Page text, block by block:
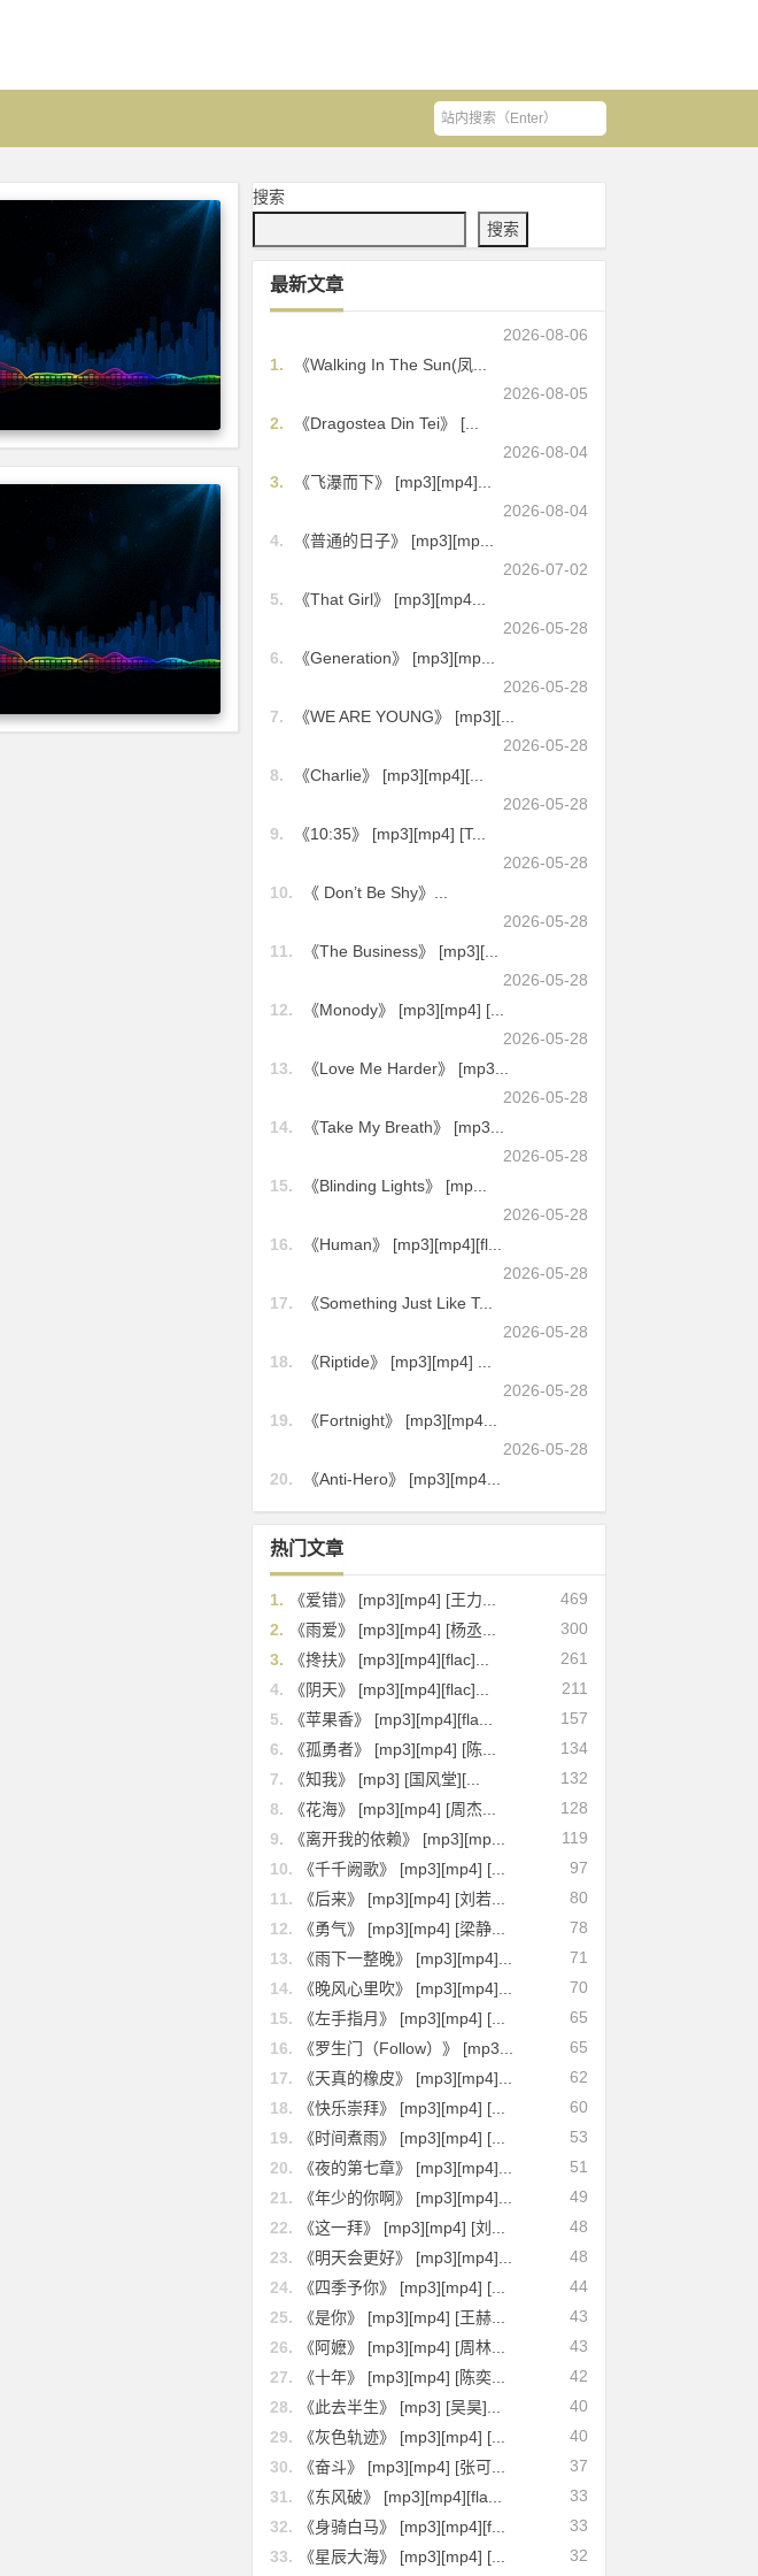
搜索
搜索
最新文章
2026-08-06
1.
《Walking In The Sun(凤...
2026-08-05
2.
《Dragostea Din Tei》 [...
2026-08-04
3.
《飞瀑而下》 [mp3][mp4]...
2026-08-04
4.
《普通的日子》 [mp3][mp...
2026-07-02
5.
《That Girl》 [mp3][mp4...
2026-05-28
6.
《Generation》 [mp3][mp...
2026-05-28
7.
《WE ARE YOUNG》 [mp3][...
2026-05-28
8.
《Charlie》 [mp3][mp4][...
2026-05-28
9.
《10:35》 [mp3][mp4] [T...
2026-05-28
10.
《 Don’t Be Shy》...
2026-05-28
11.
《The Business》 [mp3][...
2026-05-28
12.
《Monody》 [mp3][mp4] [...
2026-05-28
13.
《Love Me Harder》 [mp3...
2026-05-28
14.
《Take My Breath》 [mp3...
2026-05-28
15.
《Blinding Lights》 [mp...
2026-05-28
16.
《Human》 [mp3][mp4][fl...
2026-05-28
17.
《Something Just Like T...
2026-05-28
18.
《Riptide》 [mp3][mp4] ...
2026-05-28
19.
《Fortnight》 [mp3][mp4...
2026-05-28
20.
《Anti-Hero》 [mp3][mp4...
热门文章
469
1.
《爱错》 [mp3][mp4] [王力...
300
2.
《雨爱》 [mp3][mp4] [杨丞...
261
3.
《搀扶》 [mp3][mp4][flac]...
211
4.
《阴天》 [mp3][mp4][flac]...
157
5.
《苹果香》 [mp3][mp4][fla...
134
6.
《孤勇者》 [mp3][mp4] [陈...
132
7.
《知我》 [mp3] [国风堂][...
128
8.
《花海》 [mp3][mp4] [周杰...
119
9.
《离开我的依赖》 [mp3][mp...
97
10.
《千千阙歌》 [mp3][mp4] [...
80
11.
《后来》 [mp3][mp4] [刘若...
78
12.
《勇气》 [mp3][mp4] [梁静...
71
13.
《雨下一整晚》 [mp3][mp4]...
70
14.
《晚风心里吹》 [mp3][mp4]...
65
15.
《左手指月》 [mp3][mp4] [...
65
16.
《罗生门（Follow）》 [mp3...
62
17.
《天真的橡皮》 [mp3][mp4]...
60
18.
《快乐崇拜》 [mp3][mp4] [...
53
19.
《时间煮雨》 [mp3][mp4] [...
51
20.
《夜的第七章》 [mp3][mp4]...
49
21.
《年少的你啊》 [mp3][mp4]...
48
22.
《这一拜》 [mp3][mp4] [刘...
48
23.
《明天会更好》 [mp3][mp4]...
44
24.
《四季予你》 [mp3][mp4] [...
43
25.
《是你》 [mp3][mp4] [王赫...
43
26.
《阿嬷》 [mp3][mp4] [周林...
42
27.
《十年》 [mp3][mp4] [陈奕...
40
28.
《此去半生》 [mp3] [吴昊]...
40
29.
《灰色轨迹》 [mp3][mp4] [...
37
30.
《奋斗》 [mp3][mp4] [张可...
33
31.
《东风破》 [mp3][mp4][fla...
33
32.
《身骑白马》 [mp3][mp4][f...
32
33. 《星辰大海》 [mp3][mp4] [...